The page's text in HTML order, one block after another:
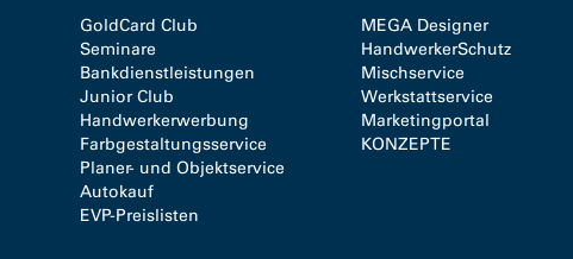
GoldCard Club
Seminare
Bankdienstleistungen
Junior Club
Handwerkerwerbung
Farbgestaltungsservice
Planer- und Objektservice
Autokauf
EVP-Preislisten
MEGA Designer
HandwerkerSchutz
Mischservice
Werkstattservice
Marketingportal
KONZEPTE